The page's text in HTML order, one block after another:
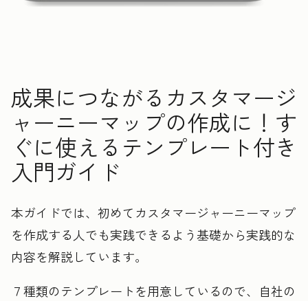
成果につながるカスタマージ
ャーニーマップの作成に！す
ぐに使えるテンプレート付き
入門ガイド
本ガイドでは、初めてカスタマージャーニーマップ
を作成する人でも実践できるよう基礎から実践的な
内容を解説しています。
７種類のテンプレートを用意しているので、自社の